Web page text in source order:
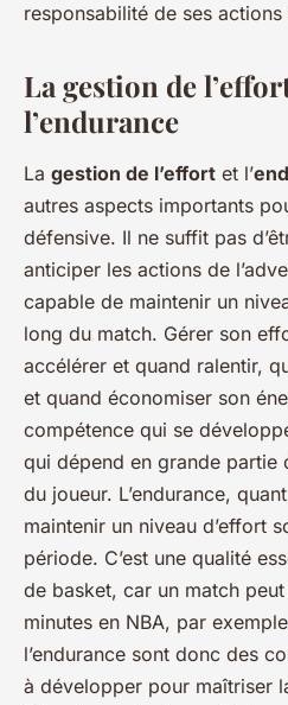
responsabilité de ses
La gestion de
l’endurance
La gestion de l’effort et l’
autres aspects importants
défensive. Il ne suffit pas
anticiper les actions de
capable de maintenir un
long du match. Gérer son
accélérer et quand ralentir,
et quand économiser son
compétence qui se
qui dépend en grande partie
du joueur. L’endurance,
maintenir un niveau d’effort
période. C’est une qualité
de basket, car un match peut
minutes en NBA, par
l’endurance sont donc des
à développer pour maîtriser